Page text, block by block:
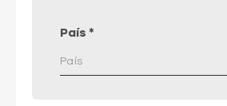
País *